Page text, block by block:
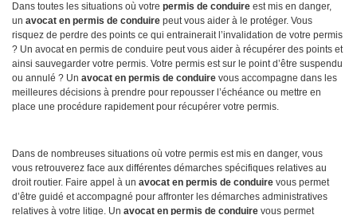
Dans toutes les situations où votre permis de conduire est mis en danger,
un avocat en permis de conduire peut vous aider à le protéger. Vous
risquez de perdre des points ce qui entrainerait l’invalidation de votre permis
? Un avocat en permis de conduire peut vous aider à récupérer des points et
ainsi sauvegarder votre permis. Votre permis est sur le point d’être suspendu
ou annulé ? Un avocat en permis de conduire vous accompagne dans les
meilleures décisions à prendre pour repousser l’échéance ou mettre en
place une procédure rapidement pour récupérer votre permis.
Dans de nombreuses situations où votre permis est mis en danger, vous
vous retrouverez face aux différentes démarches spécifiques relatives au
droit routier. Faire appel à un avocat en permis de conduire vous permet
d’être guidé et accompagné pour affronter les démarches administratives
relatives à votre litige. Un avocat en permis de conduire vous permet